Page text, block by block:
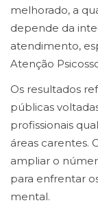
melhorado, a
depende da
atendimento,
Atenção
Os resultados
públicas
profissionais
áreas carentes.
ampliar o
para enfrentar
mental.